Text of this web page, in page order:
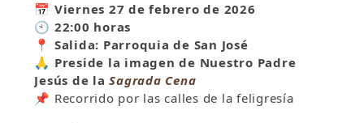
📅 Viernes 27 de febrero de 2026
🕙 22:00 horas
📍 Salida: Parroquia de San José
🙏 Preside la imagen de Nuestro Padre
Jesús de laSagrada Cena
📌 Recorrido por las calles de la feligresía